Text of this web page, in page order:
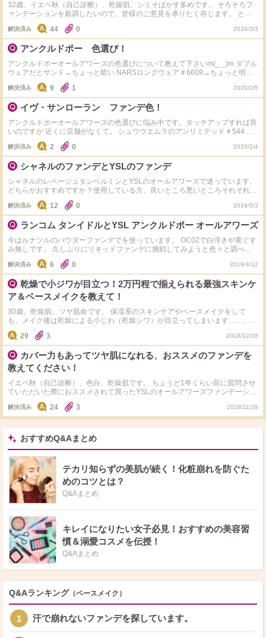
32歳、イエベ秋（自己診断）、乾燥肌、シミそばかす多めです。 そろそろフ
ァンデーションを新調したいので、皆様のご意見を承りたく存じます。 とに
かく肌はツヤ命なので、ツヤ肌～セミマット仕上げになり乾燥しないものが理
想で 現在は YSLのアンクル ド ポー オール アワーズ ファンデーション コスメ
デコルテのザ・リキッドファンデーション を使用しています。 YSLの方は申
し分ない仕上がりなのですが、ちょっと小じわに食い込むようになってしま
い。。 コスメデコルテの方も仕上がりは申し分ないのですが、落ちやすさが
難点&ナチュラルすぎるなぁと思っています。 そこで、皆様お勧めの、乾燥せ
ずカバー力もそこそこあってツヤ肌～セミマットに仕上げてくれる、30代向け
のファンデーションを教えてください！ 価格は7,000円以内だと嬉しいです。
よろしくお願いします。 ※ちなみに、現在はディオールスキン フォーエヴァ
ー フルイド グロウとローラメルシエのフローレス ルミエール ラディアンス
パーフェクティング ファンデーションが気になっています。 それぞれをお使
いになった方の感想も聞かせていただきたいです！
解決済み 44 0 2020/3/3
アンクルドポー 色選び！
アンクルドポーオールアワーズの色選びについて教えて下さいm(_ _)m ダブル
ウェアだとサンド→ちょっと暗い NARSロングウェア＃6609→ちょっと明る
い シュウウエムラアンリミテッド＃544→ピッタリ合う感じです。 タンイド
ルだとO―02だと言われました。（タッチアップのみ） 上記の感じだと
40？50?どちらが良いでしょうか？ 近くに店舗がないのでタッチアップなしで
購入しようと思っています。 乾燥肌+インナードライです。そもそもこちらの
ファンデーションで大丈夫ですかねσ(^_^;)?
解決済み 9 1 2020/2/5
イヴ・サンローラン ファンデ色！
アンクルドポーオールアワーズの色選びに悩み中です。タッチアップすれば良
いのですが 近くに店舗がなくて。 シュウウエムラのアンリミテッド＃544 今
はシュウのライトバルブ＃544←は色が濃い？黒い？ので400番台を混ぜて使
っています。 Diorだと2Nと3Nの中間位の色味です。 黄味は少ない方だと思い
ます。 オールアワーズだと40？50？ 検索しても中々分からず(ToT) 乾燥肌な
ので使用感も教えて頂けると嬉しいです。
解決済み 2 0 2020/2/4
シャネルのファンデとYSLのファンデ
シャネルのレベージュタンベルミンとYSLのオールアワーズで迷っています。
どちらがおすすめですか？使用している方、良いところ悪いところそれぞれ教
えてください。
解決済み 12 0 2019/5/3
ランコム タンイドルとYSL アンクルドポー オールアワーズ
今はルナソルのパウダーファンデでを使っています。 OC02で白浮きや黄ぐす
み無しです。 久しぶりにリキッドファンデに挑戦してみようと色々と調べ
て、 タンイドルかアンクルドポー オールアワーズにしようかと思っていま
す。 なかなかカウンターへ行く時間がないのでこちらで質問させてくださ
い。 外資系メーカーのファンデは10年ぶりで国内メーカーと標準色が違うと
思いますので、ルナソルのパウダーファンデのOC02に近い色となると ランコ
ム、イブサンローラン、それぞれどの色番になりますでしょうか。 最終的に
はカウンターでタッチアップして1日様子見て決めようと思うのですが、色が
しっくりこずにまたカウンターへ行ってまた色を選んで1日様子見て、、、と
時間がかかるのが嫌で(>_<) ルナソルのパウダーファンデは 最初にYO02をタ
ッチアップして買ったのに翌日使ってみると昼過ぎには黄ぐすみして黄土色に
なってしまった経験があって、ある程度ファンデの色に目星をつけておこうか
と思っています。 ちなみにディオールのフォーエバーアンダーカバーの020は
私にはピンク色が強く（なので白浮きしました）て 首の色がとても黄色に見
えました。笑
解決済み 6 0 2019/4/12
乾燥で小ジワが目立つ！2万円程で揃えられる最強スキンケ
ア＆ベースメイクを教えて！
30歳。乾燥肌。ツヤ肌命です。 保湿系のスキンケアやベースメイクをして
も、メイク後は乾燥による小じわ（乾燥シワ）が目立ってしまいます……。
今現在使っているスキンケア用品はフラコラのプラセンタ原液、ポーラ Rad
B.A ボリュームモイスチャーローション、ソフィーナ ボーテ高保湿化粧水（美
白）、トランシーノ薬用ホワイトニングエッセンスEX、ソフィーナ ボーテ 高
保湿乳液（美白）。 ベースメイクはポール＆ジョー ラトゥー エクラ ファンデ
ーション プライマー N、YSL アンクル ド ポー オール アワーズ ファンデーシ
ョン、コスデコ AQMW フェイスパウダーです。 あまりお金がないため、2万
円前後で買い揃えられて、乾燥による小じわが出ずツヤ肌になれる、おススメ
のスキンケア＆ベースメイク（できればソバカスを隠してくれる程度のカバー
力があったら嬉しい）の組み合わせを教えてください！ よろしくお願いいた
します。
29 3 2018/12/28
カバー力もあってツヤ肌になれる、おススメのファンデを
教えてください！
イエベ秋（自己診断）、色白、乾燥肌です。 ちょうど1年くらい前に質問させ
ていただいた際におススメされて買ったYSLのオールアワーズファンデーショ
ンを愛用していたのですが、そろそろなくなってきたので 新調がてら皆様お
勧めのツヤ肌を叶えつつカバー力もあるファンデーションで乾燥しないものを
教えていただければ幸いです。 隠したい部分は、くすみシミそばかすです。
下地はボルジョのラトゥーエクラファンデーションプライマーN01、お粉はコ
スデコAQMWフェイスパウダー80を使っています。 お値段は6,000円未満だと
嬉しいです。 よろしくお願いいたします。
解決済み 24 3 2018/11/28
おすすめQ&Aまとめ
テカリ知らずの美肌が続く！化粧崩れを防ぐた
めのコツとは？
Q&Aまとめ
キレイになりたい女子必見！おすすめの美容習
慣＆溺愛コスメを伝授！
Q&Aまとめ
Q&Aランキング （ベースメイク）
1 汗で崩れないファンデを探しています。